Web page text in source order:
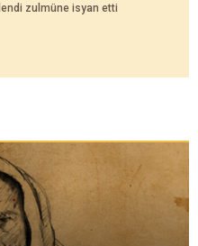
zulmüne isyan etti